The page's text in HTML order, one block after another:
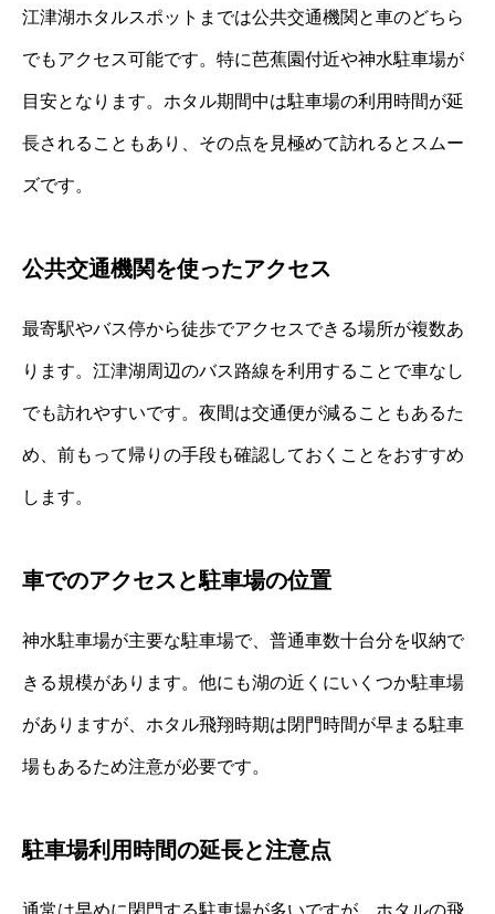
江津湖ホタルスポットまでは公共交通機関と車のどちら
でもアクセス可能です。特に芭蕉園付近や神水駐車場が
目安となります。ホタル期間中は駐車場の利用時間が延
長されることもあり、その点を見極めて訪れるとスムー
ズです。
公共交通機関を使ったアクセス
最寄駅やバス停から徒歩でアクセスできる場所が複数あ
ります。江津湖周辺のバス路線を利用することで車なし
でも訪れやすいです。夜間は交通便が減ることもあるた
め、前もって帰りの手段も確認しておくことをおすすめ
します。
車でのアクセスと駐車場の位置
神水駐車場が主要な駐車場で、普通車数十台分を収納で
きる規模があります。他にも湖の近くにいくつか駐車場
がありますが、ホタル飛翔時期は閉門時間が早まる駐車
場もあるため注意が必要です。
駐車場利用時間の延長と注意点